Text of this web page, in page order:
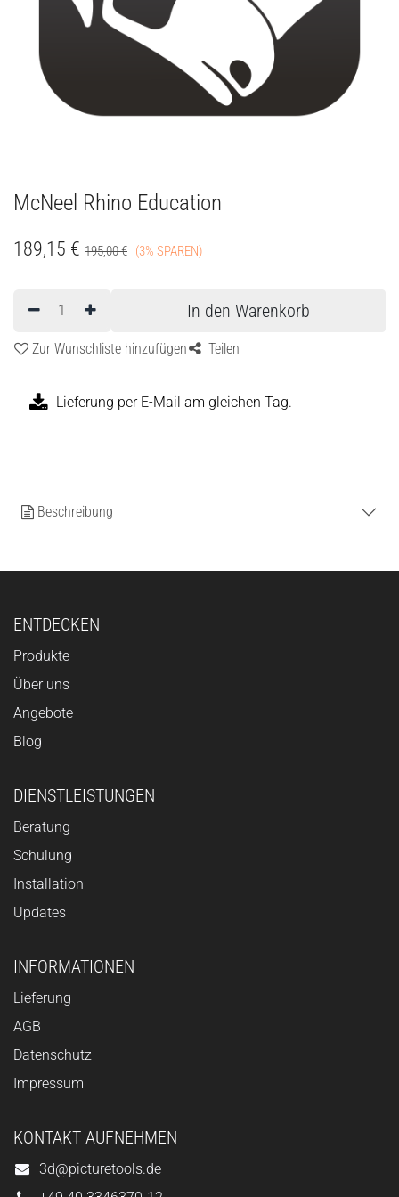
McNeel Rhino Education
189,15 € 195,00€ (3% SPAREN)
In den Warenkorb
Zur Wunschliste hinzufügen Teilen
Lieferung per E-Mail am gleichen Tag.
Beschreibung
ENTDECKEN
Produkte
Über uns
Angebote
Blog
DIENSTLEISTUNGEN
Beratung
Schulung
Installation
Updates
INFORMATIONEN
Lieferung
AGB
Datenschutz
Impressum
KONTAKT AUFNEHMEN
3d@picturetools.de